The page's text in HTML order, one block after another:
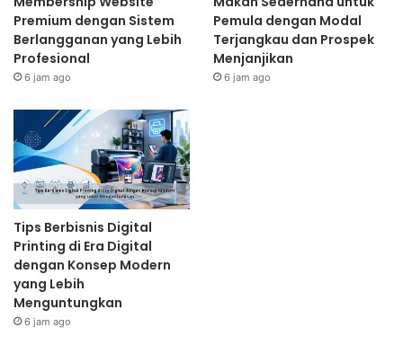
Premium dengan Sistem
Berlangganan yang Lebih
Profesional
6 jam ago
Pemula dengan Modal
Terjangkau dan Prospek
Menjanjikan
6 jam ago
Tips Berbisnis Digital
Printing di Era Digital
dengan Konsep Modern
yang Lebih
Menguntungkan
6 jam ago